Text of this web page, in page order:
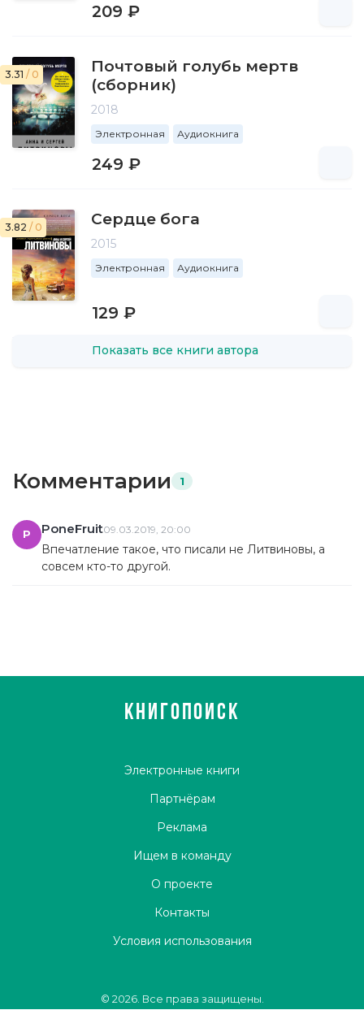
209 ₽
3.31 / 0
Почтовый голубь мертв
(сборник)
2018
Электронная Аудиокнига
249 ₽
3.82 / 0 Сердце бога
2015
Электронная Аудиокнига
129 ₽
Показать все книги автора
Комментарии 1
P PoneFruit09.03.2019, 20:00
Впечатление такое, что писали не Литвиновы, а
совсем кто-то другой.
КНИГОПОИСК
Электронные книги
Партнёрам
Реклама
Ищем в команду
О проекте
Контакты
Условия использования
© 2026. Все права защищены.